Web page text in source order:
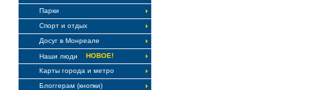
Парки
Спорт и отдых
Досуг в Монреале
Наши люди
НОВОЕ!
Карты города и метро
Блоггерам (кнопки)